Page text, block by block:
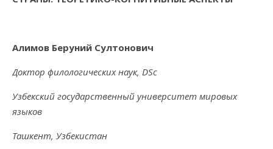
Алимов Беруний Султонович
Доктор филологических наук, DSc
Узбекский государственный университет мировых
языков
Ташкент, Узбекистан